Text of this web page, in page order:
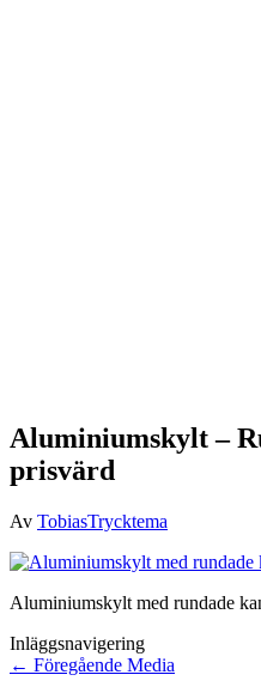
Aluminiumskylt –
prisvärd
Av TobiasTrycktema
Aluminiumskylt med rundade
Inläggsnavigering
← Föregående Media